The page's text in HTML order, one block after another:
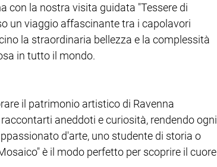
con la nostra visita guidata "Tessere di
un viaggio affascinante tra i capolavori
la straordinaria bellezza e la complessità
in tutto il mondo.
il patrimonio artistico di Ravenna
aneddoti e curiosità, rendendo ogni
d'arte, uno studente di storia o
è il modo perfetto per scoprire il cuore